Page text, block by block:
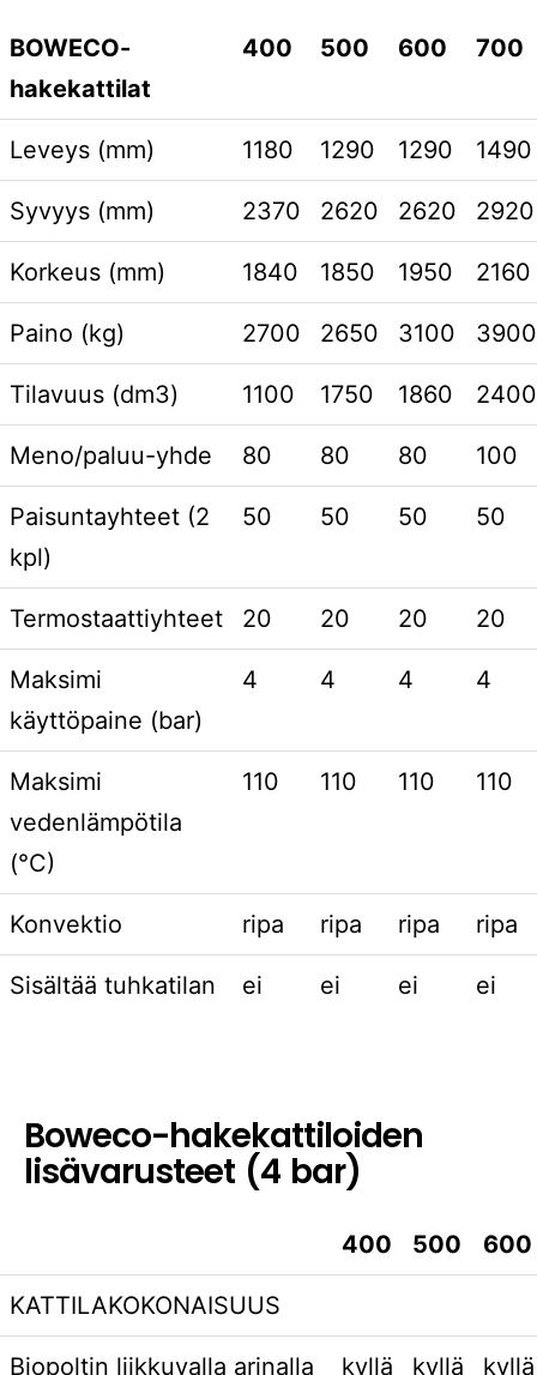
BOWECO-
hakekattilat
400 500 600 700
Leveys (mm) 1180 1290 1290 1490
Syvyys (mm) 2370 2620 2620 2920
Korkeus (mm) 1840 1850 1950 2160
Paino (kg) 2700 2650 3100 3900
Tilavuus (dm3) 1100 1750 1860 2400
Meno/paluu-yhde 80 80 80 100
Paisuntayhteet (2
kpl)
50 50 50 50
Termostaattiyhteet 20 20 20 20
Maksimi
käyttöpaine (bar)
4 4 4 4
Maksimi
vedenlämpötila
(°C)
110 110 110 110
Konvektio ripa ripa ripa ripa
Sisältää tuhkatilan ei ei ei ei
Boweco-hakekattiloiden
lisävarusteet (4 bar)
400 500 600
KATTILAKOKONAISUUS
Biopoltin liikkuvalla arinalla kyllä kyllä kyllä